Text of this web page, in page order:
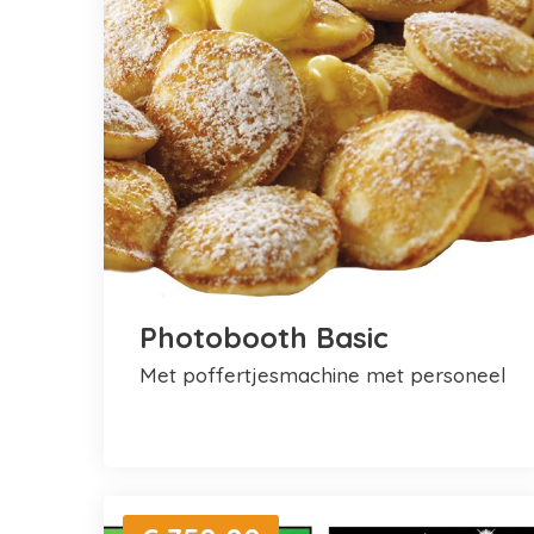
Photobooth Basic
met poffertjesmachine met personeel